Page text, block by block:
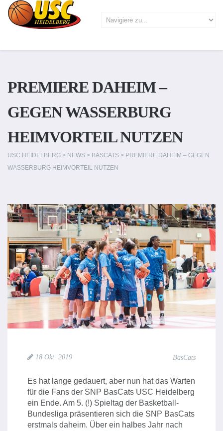
PREMIERE DAHEIM –
GEGEN WASSERBURG
HEIMVORTEIL NUTZEN
USC HEIDELBERG > NEWS > BASCATS > PREMIERE DAHEIM – GEGEN
WASSERBURG HEIMVORTEIL NUTZEN
18 Okt. 2019 BasCats
Es hat lange gedauert, aber nun hat das Warten
für die Fans der SNP BasCats USC Heidelberg
ein Ende. Am 5. (!) Spieltag der Basketball-
Bundesliga präsentieren sich die SNP BasCats
erstmals daheim. Über ein halbes Jahr nach